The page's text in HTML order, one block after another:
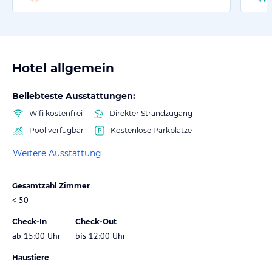
Hotel allgemein
Beliebteste Ausstattungen:
Wifi kostenfrei
Direkter Strandzugang
Pool verfügbar
Kostenlose Parkplätze
Weitere Ausstattung
Gesamtzahl Zimmer
< 50
Check-In
ab 15:00 Uhr
Check-Out
bis 12:00 Uhr
Haustiere